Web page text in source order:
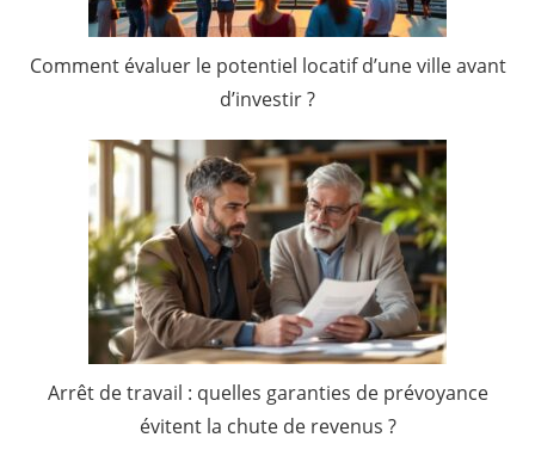
Comment évaluer le potentiel locatif d’une ville avant
d’investir ?
Arrêt de travail : quelles garanties de prévoyance
évitent la chute de revenus ?